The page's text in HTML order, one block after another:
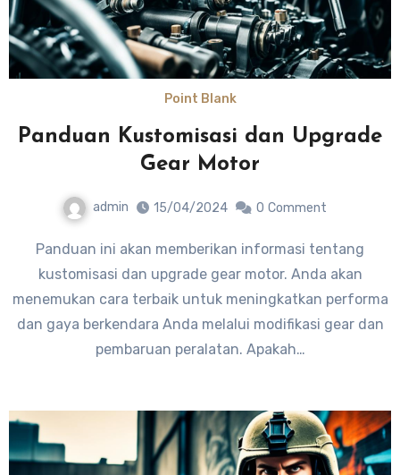
Point Blank
Panduan Kustomisasi dan Upgrade
Gear Motor
admin 15/04/2024 0 Comment
Panduan ini akan memberikan informasi tentang
kustomisasi dan upgrade gear motor. Anda akan
menemukan cara terbaik untuk meningkatkan performa
dan gaya berkendara Anda melalui modifikasi gear dan
pembaruan peralatan. Apakah…